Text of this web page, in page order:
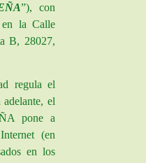
”), con
la Calle
B, 28027,
regula el
el
pone a
(en
en los